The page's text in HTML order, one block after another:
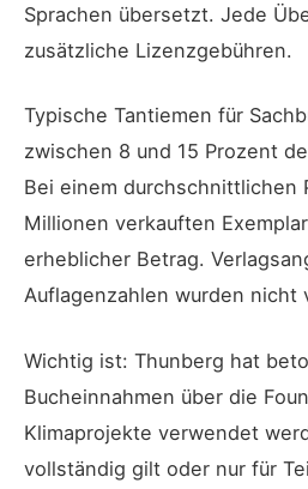
Sprachen übersetzt. Jede
zusätzliche Lizenzgebühren.
Typische Tantiemen für
zwischen 8 und 15 Prozent
Bei einem durchschnittlichen
Millionen verkauften
erheblicher Betrag.
Auflagenzahlen wurden nicht
Wichtig ist: Thunberg hat
Bucheinnahmen über die
Klimaprojekte verwendet
vollständig gilt oder nur für